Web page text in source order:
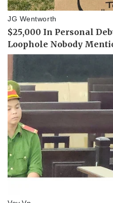
Thể thao
Bóng đá
Lịch thi đấu bóng đá
Thế giới thể thao
eSports